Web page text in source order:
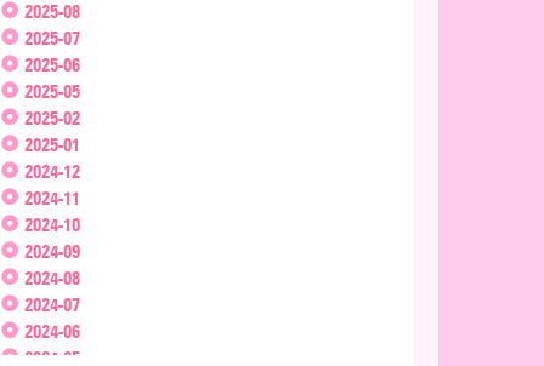
2025-08
2025-07
2025-06
2025-05
2025-02
2025-01
2024-12
2024-11
2024-10
2024-09
2024-08
2024-07
2024-06
2024-05